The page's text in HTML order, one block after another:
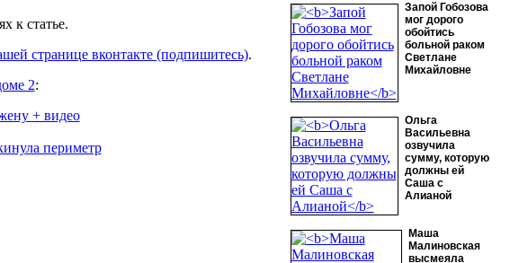
Запой Гобозова
мог дорого
обойтись
больной раком
Светлане
Михайловне
Ольга
Васильевна
озвучила
сумму, которую
должны ей
Саша с
Алианой
Маша
Малиновская
высмеяла
к статье.
странице вконтакте (подпишитесь).
2:
+ видео
периметр